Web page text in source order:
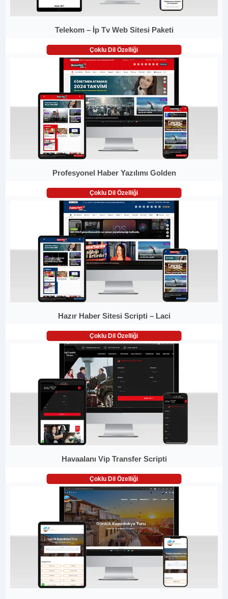
Telekom – İp Tv Web Sitesi Paketi
Çoklu Dil Özelliği
Profesyonel Haber Yazılımı Golden
Çoklu Dil Özelliği
Hazır Haber Sitesi Scripti – Laci
Çoklu Dil Özelliği
Havaalanı Vip Transfer Scripti
Çoklu Dil Özelliği